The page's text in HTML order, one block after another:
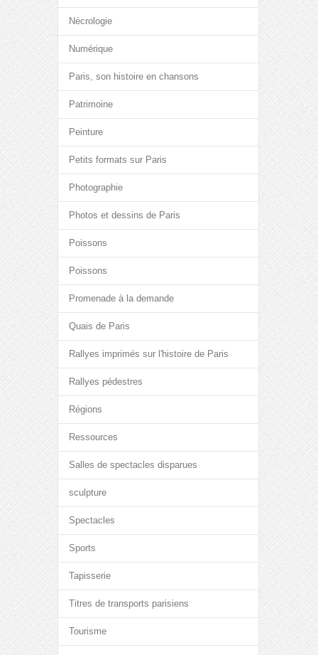
Nécrologie
Numérique
Paris, son histoire en chansons
Patrimoine
Peinture
Petits formats sur Paris
Photographie
Photos et dessins de Paris
Poissons
Poissons
Promenade à la demande
Quais de Paris
Rallyes imprimés sur l'histoire de Paris
Rallyes pédestres
Régions
Ressources
Salles de spectacles disparues
sculpture
Spectacles
Sports
Tapisserie
Titres de transports parisiens
Tourisme